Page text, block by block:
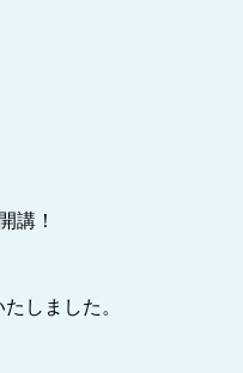
講！
しました。